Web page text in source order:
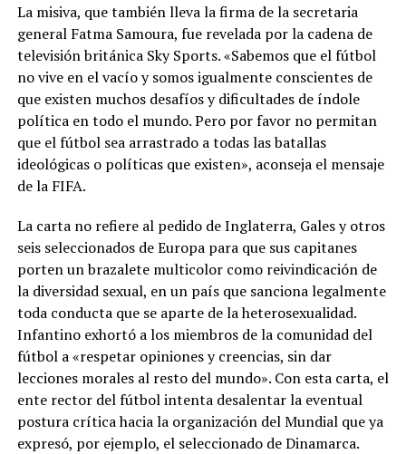
La misiva, que también lleva la firma de la secretaria
general Fatma Samoura, fue revelada por la cadena de
televisión británica Sky Sports. «Sabemos que el fútbol
no vive en el vacío y somos igualmente conscientes de
que existen muchos desafíos y dificultades de índole
política en todo el mundo. Pero por favor no permitan
que el fútbol sea arrastrado a todas las batallas
ideológicas o políticas que existen», aconseja el mensaje
de la FIFA.
La carta no refiere al pedido de Inglaterra, Gales y otros
seis seleccionados de Europa para que sus capitanes
porten un brazalete multicolor como reivindicación de
la diversidad sexual, en un país que sanciona legalmente
toda conducta que se aparte de la heterosexualidad.
Infantino exhortó a los miembros de la comunidad del
fútbol a «respetar opiniones y creencias, sin dar
lecciones morales al resto del mundo». Con esta carta, el
ente rector del fútbol intenta desalentar la eventual
postura crítica hacia la organización del Mundial que ya
expresó, por ejemplo, el seleccionado de Dinamarca.